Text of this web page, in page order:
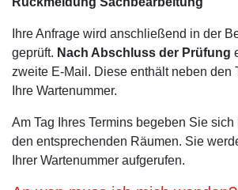
Ihre Anfrage wird anschließend in der
geprüft. Nach Abschluss der Prüfung
zweite E-Mail. Diese enthält neben den
Ihre Wartenummer.
Am Tag Ihres Termins begeben Sie
den entsprechenden Räumen. Sie
Ihrer Wartenummer aufgerufen.